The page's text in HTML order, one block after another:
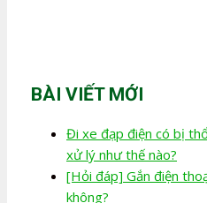
BÀI VIẾT MỚI
Đi xe đạp điện có bị
xử lý như thế nào?
[Hỏi đáp] Gắn điện
không?